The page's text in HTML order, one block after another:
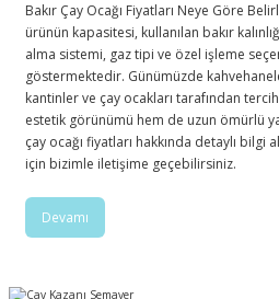
Bakır Çay Ocağı Fiyatları Neye Göre
ürünün kapasitesi, kullanılan bakır
alma sistemi, gaz tipi ve özel işleme
göstermektedir. Günümüzde
kantinler ve çay ocakları tarafından
estetik görünümü hem de uzun ömürlü
çay ocağı fiyatları hakkında detaylı
için bizimle iletişime geçebilirsiniz.
Devamı